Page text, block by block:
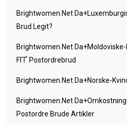
Brightwomen.net
Brud Legit?
Brightwomen.net
FГҐ Postordrebrud
Brightwomen.net Da+norske-
Brightwomen.net
Postordre Brude Artikler